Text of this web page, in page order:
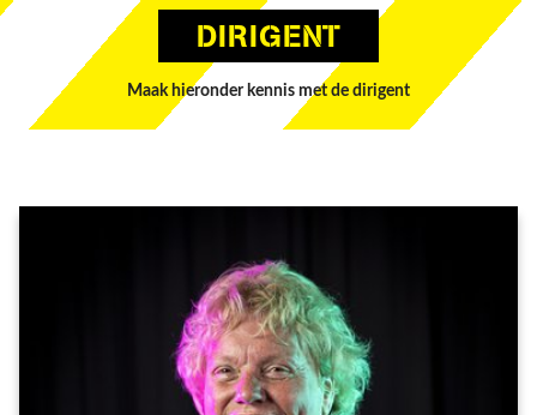
DIRIGENT
Maak hieronder kennis met de dirigent